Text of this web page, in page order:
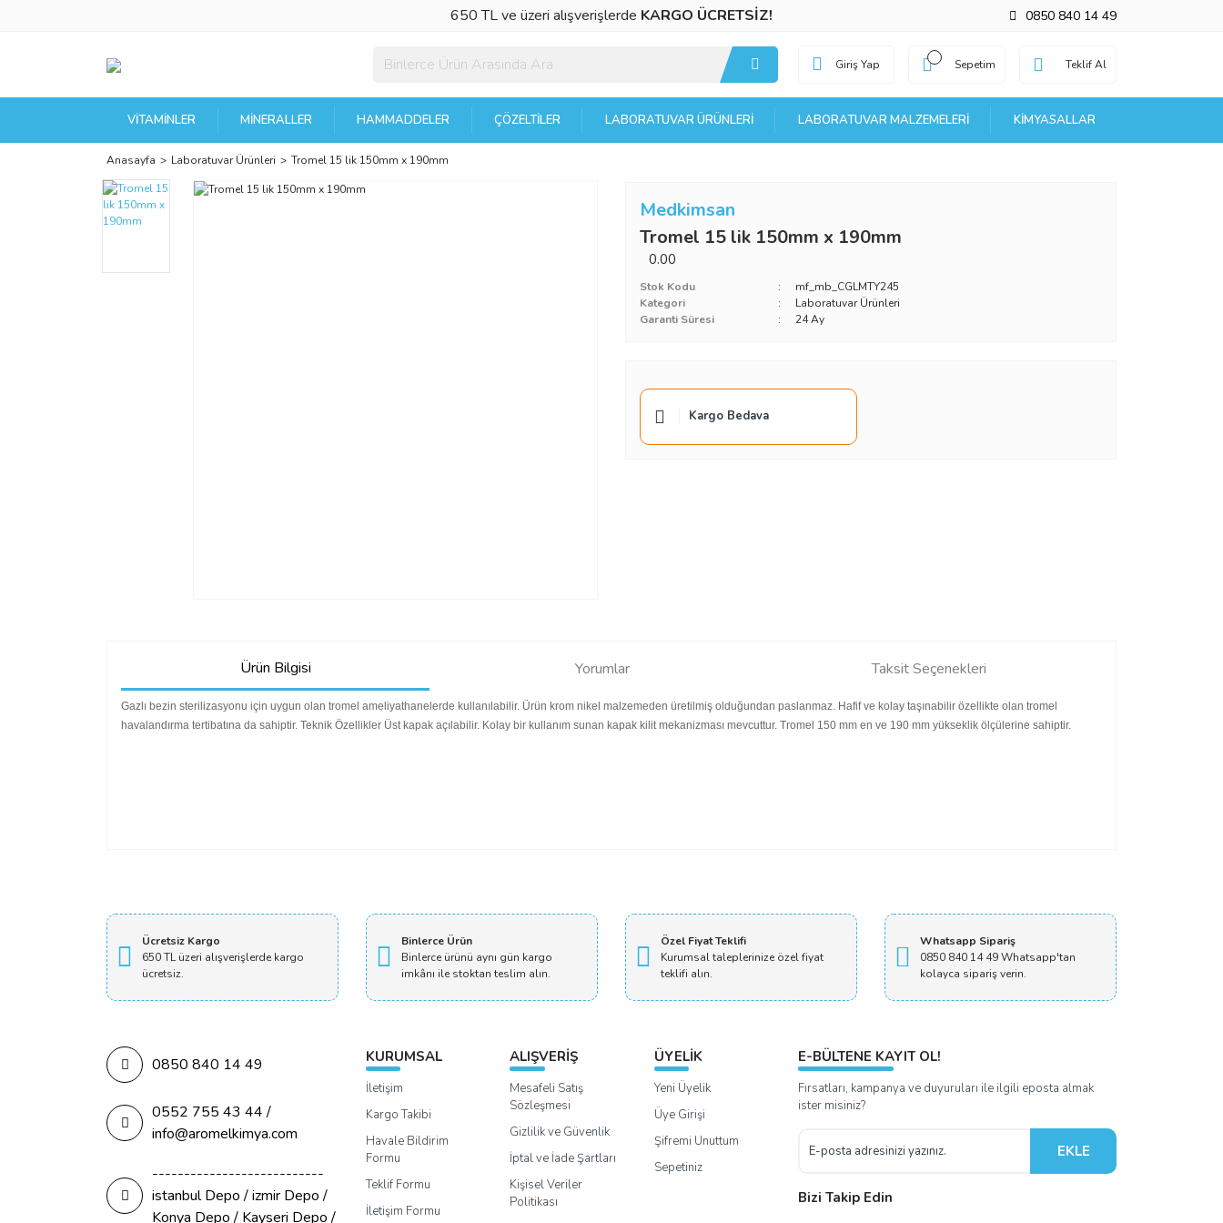
650 TL ve üzeri alışverişlerde KARGO ÜCRETSİZ! 0850 840 14 49
Giriş Yap Sepetim Teklif Al
VITAMINLER MINERALLER HAMMADDELER ÇÖZELTILER LABORATUVAR ÜRÜNLERI LABORATUVAR MALZEMELERI KIMYASALLAR
Anasayfa Laboratuvar Ürünleri Tromel 15 lik 150mm x 190mm
Medkimsan
Tromel 15 lik 150mm x 190mm
0.00
Stok Kodu
mf_mb_CGLMTY245
Kategori
Laboratuvar Ürünleri
Garanti Süresi
24 Ay
Kargo Bedava
Ürün Bilgisi Yorumlar Taksit Seçenekleri
Gazlı bezin sterilizasyonu için uygun olan tromel ameliyathanelerde kullanılabilir. Ürün krom nikel malzemeden üretilmiş olduğundan paslanmaz. Hafif ve kolay taşınabilir özellikte olan tromel
havalandırma tertibatına da sahiptir. Teknik Özellikler Üst kapak açılabilir. Kolay bir kullanım sunan kapak kilit mekanizması mevcuttur. Tromel 150 mm en ve 190 mm yükseklik ölçülerine sahiptir.
Ücretsiz Kargo
650 TL üzeri alışverişlerde kargo
ücretsiz.
Binlerce Ürün
Binlerce ürünü aynı gün kargo
imkânı ile stoktan teslim alın.
Özel Fiyat Teklifi
Kurumsal taleplerinize özel fiyat
teklifi alın.
Whatsapp Sipariş
0850 840 14 49 Whatsapp'tan
kolayca sipariş verin.
0850 840 14 49
0552 755 43 44 /
info@aromelkimya.com
---------------------------
istanbul Depo / izmir Depo /
Konya Depo / Kayseri Depo /
KURUMSAL
İletişim
Kargo Takibi
Havale Bildirim
Formu
Teklif Formu
İletişim Formu
ALIŞVERİŞ
Mesafeli Satış
Sözleşmesi
Gizlilik ve Güvenlik
İptal ve İade Şartları
Kişisel Veriler
Politikası
ÜYELİK
Yeni Üyelik
Üye Girişi
Şifremi Unuttum
Sepetiniz
E-BÜLTENE KAYIT OL!
Fırsatları, kampanya ve duyuruları ile ilgili eposta almak
ister misiniz?
EKLE
Bizi Takip Edin